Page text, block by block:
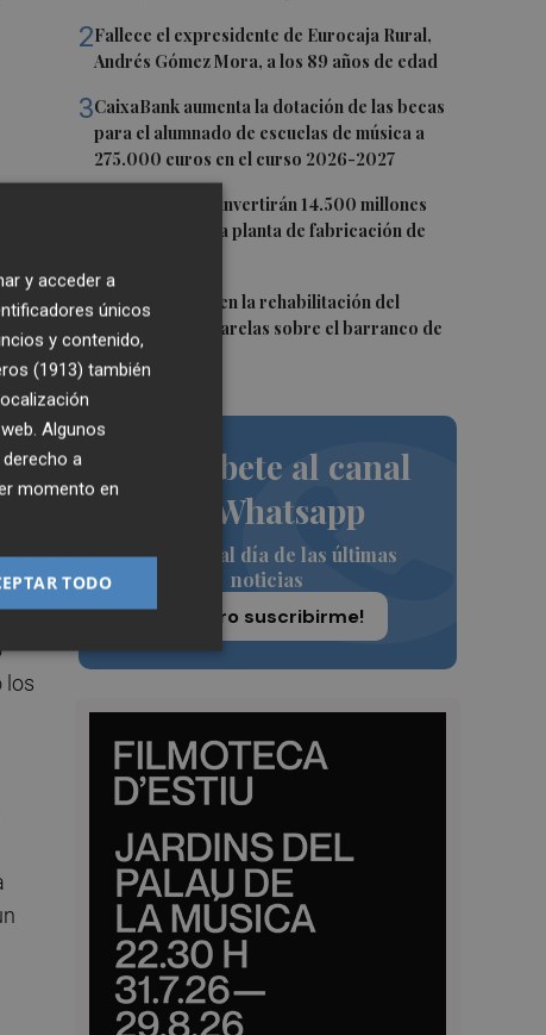
2Fallece el expresidente de Eurocaja Rural,
Andrés Gómez Mora, a los 89 años de edad
3CaixaBank aumenta la dotación de las becas
para el alumnado de escuelas de música a
275.000 euros en el curso 2026-2027
Tesla y SpaceX invertirán 14.500 millones
para construir la planta de fabricación de
5 L'Eliana avanza en la rehabilitación del
puente y las pasarelas sobre el barranco de
Mandor
Suscríbete al canal
de Whatsapp
Siempre al día de las últimas
noticias
¡Quiero suscribirme!
los
los
y acceder a
únicos
y contenido,
(1913) también
Algunos
a
momento en
TODO